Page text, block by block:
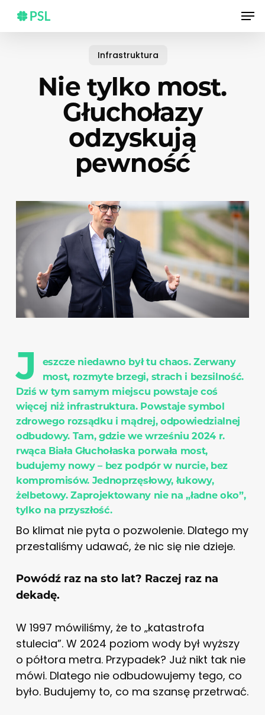
main
Infrastruktura
Nie tylko most.
Głuchołazy
odzyskują
pewność
J
eszcze niedawno był tu chaos. Zerwany
most, rozmyte brzegi, strach i bezsilność.
Dziś w tym samym miejscu powstaje coś
więcej niż infrastruktura. Powstaje symbol
zdrowego rozsądku i mądrej, odpowiedzialnej
odbudowy. Tam, gdzie we wrześniu 2024 r.
rwąca Biała Głuchołaska porwała most,
budujemy nowy – bez podpór w nurcie, bez
kompromisów. Jednoprzęsłowy, łukowy,
żelbetowy. Zaprojektowany nie na „ładne oko”,
tylko na przyszłość.
Bo klimat nie pyta o pozwolenie. Dlatego my
przestaliśmy udawać, że nic się nie dzieje.
Powódź raz na sto lat? Raczej raz na
dekadę.
W 1997 mówiliśmy, że to „katastrofa
stulecia”. W 2024 poziom wody był wyższy
o półtora metra. Przypadek? Już nikt tak nie
mówi. Dlatego nie odbudowujemy tego, co
było. Budujemy to, co ma szansę przetrwać.